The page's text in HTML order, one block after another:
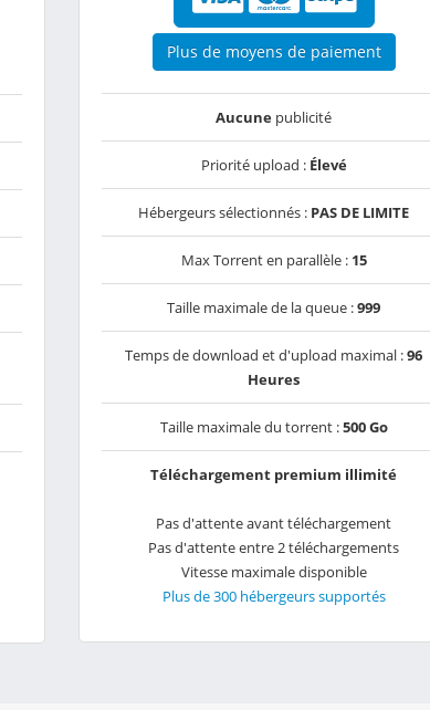
Plus de moyens de paiement
Aucune publicité
Priorité upload : Élevé
Hébergeurs sélectionnés : PAS DE LIMITE
Max Torrent en parallèle : 15
Taille maximale de la queue :999
Temps de download et d'upload maximal :96
Heures
Taille maximale du torrent :500 Go
Téléchargement premium illimité
Pas d'attente avant téléchargement
Pas d'attente entre 2 téléchargements
Vitesse maximale disponible
Plus de 300 hébergeurs supportés